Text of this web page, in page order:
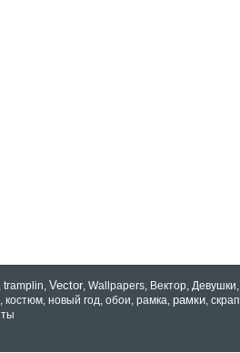
tramplin, Vector, Wallpapers, Вектор, Девушки,
, костюм, новый год, обои, рамка, рамки, скрап